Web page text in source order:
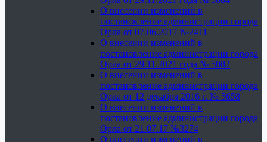
О внесении изменений в
постановление администрации города
Орла от 07.06.2017 №2411
О внесении изменений в
постановление администрации города
Орла от 29.11.2021 года № 5082
О внесении изменений в
постановление администрации города
Орла от 12 декабря 2016 г. № 5658
О внесении изменений в
постановление администрации города
Орла от 21.07.17 №3274
О внесении изменений в